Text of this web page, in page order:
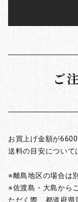
ご
お買上げ金額が
送料の目安について
※離島地区の場合は
※佐渡島・大島から
ただく際、都道府県